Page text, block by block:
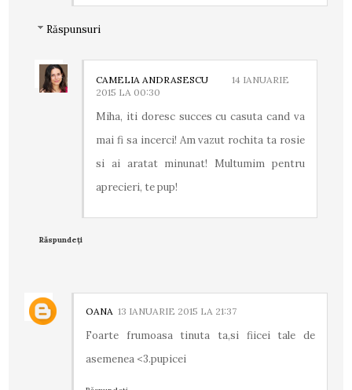
Răspunsuri
CAMELIA ANDRASESCU
14 IANUARIE
2015 LA 00:30
Miha, iti doresc succes cu casuta cand va
mai fi sa incerci! Am vazut rochita ta rosie
si ai aratat minunat! Multumim pentru
aprecieri, te pup!
Răspundeți
OANA 13 IANUARIE 2015 LA 21:37
Foarte frumoasa tinuta ta,si fiicei tale de
asemenea <3.pupicei